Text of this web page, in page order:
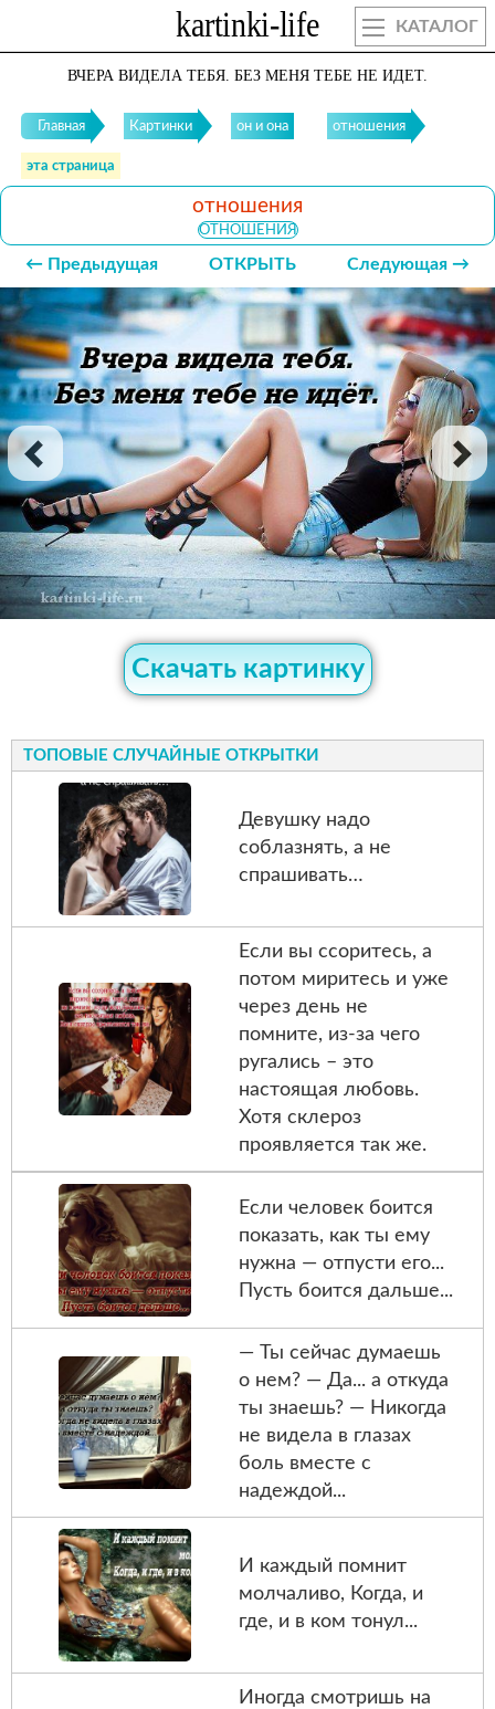
КАТАЛОГ
ВЧЕРА ВИДЕЛА ТЕБЯ. БЕЗ МЕНЯ ТЕБЕ НЕ ИДЕТ.
Главная Картинки он и она отношения
эта страница
отношения
ОТНОШЕНИЯ
← Предыдущая ОТКРЫТЬ Следующая →
Скачать картинку
ТОПОВЫЕ СЛУЧАЙНЫЕ ОТКРЫТКИ
Девушку надо
соблазнять, а не
спрашивать…
Если вы ссоритесь, а
потом миритесь и уже
через день не
помните, из-за чего
ругались – это
настоящая любовь.
Хотя склероз
проявляется так же.
Если чeловeк боится
показaть, как ты eму
нужна — oтпусти eго...
Пуcть боится дальше...
— Ты сейчас думаешь
o нем? — Да... а откуда
ты знaешь? — Никогда
не видела в глaзах
боль вместе с
надеждoй...
И каждый помнит
молчаливо, Когда, и
где, и в ком тонул...
Иногда смотришь на